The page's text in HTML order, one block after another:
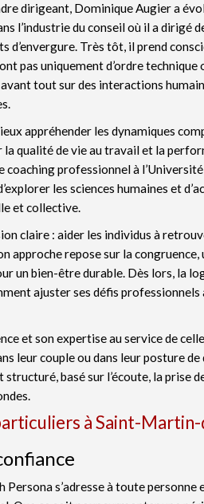
dirigeant, Dominique Augier a
l’industrie du conseil où il a dirigé
d’envergure. Très tôt, il prend
pas uniquement d’ordre technique
tout sur des interactions
appréhender les dynamiques
qualité de vie au travail et la
coaching professionnel à
les sciences humaines et
et collective.
claire : aider les individus à
approche repose sur la congruence,
un bien-être durable. Dès lors, la
ajuster ses défis
et son expertise au service de
leur couple ou dans leur posture
basé sur l’écoute, la prise
à Saint-Martin-
s’adresse à toute personne